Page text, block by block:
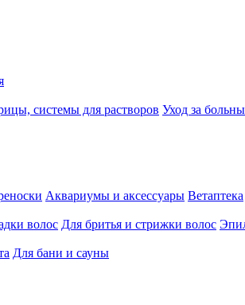
системы для растворов Уход за
Аквариумы и аксессуары Ветаптека
волос Для бритья и стрижки волос
Для бани и сауны